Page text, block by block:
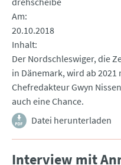
Am
20.10.2018
Inhalt
Der Nordschleswiger, die
in Dänemark, wird ab
Chefredakteur Gwyn
auch eine Chance.
Datei herunterladen
Interview mit